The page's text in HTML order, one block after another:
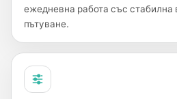
ежедневна работа със стабилна
пътуване.